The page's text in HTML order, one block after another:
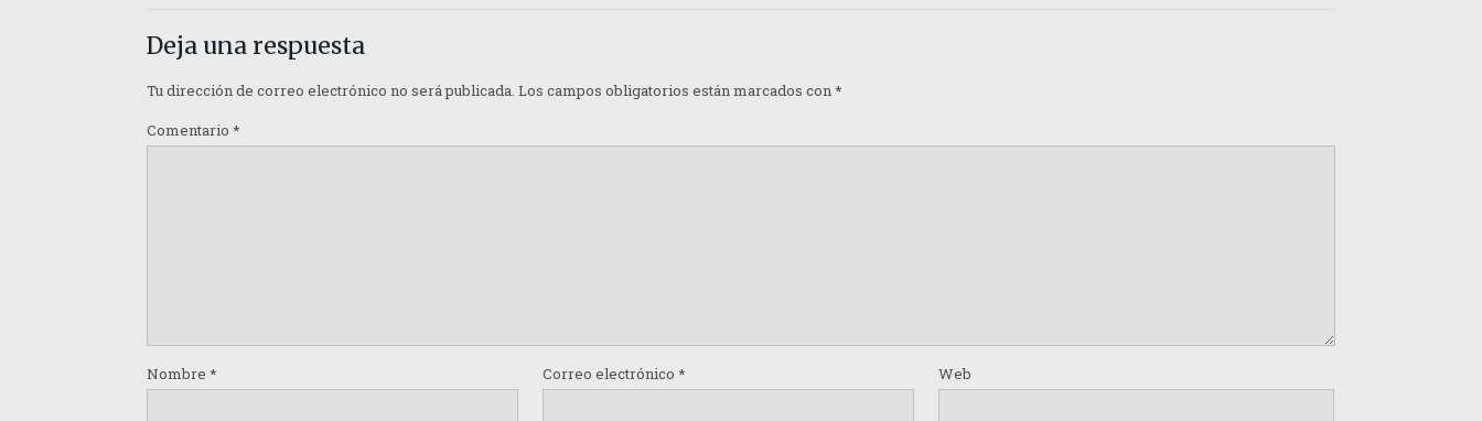
Deja una respuesta
Tu dirección de correo electrónico no será publicada. Los campos obligatorios están marcados con*
Comentario *
Nombre * Correo electrónico * Web